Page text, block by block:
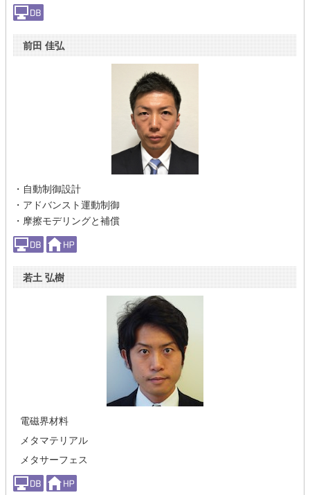
前田 佳弘
・自動制御設計
・アドバンスト運動制御
・摩擦モデリングと補償
若土 弘樹
電磁界材料
メタマテリアル
メタサーフェス